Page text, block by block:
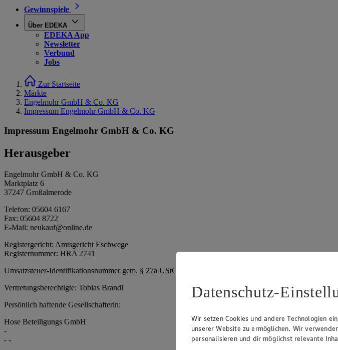
Gewinnspiele
Über EDEKA
EDEKA App
Newsletter
Verbund
Jobs
Zur Startseite
Märkte
Engelmohr GmbH & Co. KG
Impressum Engelmohr GmbH & Co. KG
Impressum Engelmohr GmbH & Co. KG
Herausgeber
Engelmohr GmbH & Co. KG
Marktplatz 6
37247 Großalmerode
Telefon: 05604 6167
Fax: 05604 8722
E-Mail: neukauf@online.de
Registergericht: Amtsgericht Eschwege
Registernummer: HRA 2741
Umsatzsteuer-Identifikationsnummer gem. § 27a UStG: DE 293118177
Vertretungsberechtigte: Tobias Brandl
Persönlich haftende Gesellschafterin:
Hose Beteiligungs GmbH
-
- -
Datenschutz-
Wir setzen Cookies und andere Technologien
unserer Website zu ermöglichen. Wir
personalisieren und dir möglichst relevante